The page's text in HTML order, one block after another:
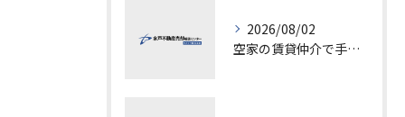
2026/08/02
空家の賃貸仲介で手数料と上限を徹底解説し200万円物件の注意点も紹介